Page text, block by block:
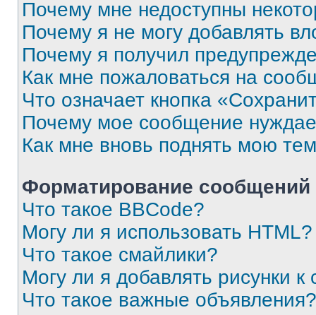
Почему мне недоступны
Почему я не могу добавлять
Почему я получил
Как мне пожаловаться на
Что означает кнопка
Почему мое сообщение
Как мне вновь поднять мою
Форматирование
Что такое BBCode?
Могу ли я использовать HTML?
Что такое смайлики?
Могу ли я добавлять рисунки
Что такое важные объявления?